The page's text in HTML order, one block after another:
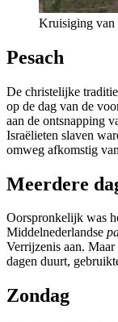
Kruisiging van
Pesach
De christelijke
op de dag van de
aan de ontsnapping
Israëlieten slaven
omweg afkomstig
Meerdere
Oorspronkelijk was
Middelnederlandse
Verrijzenis aan. Maar
dagen duurt,
Zondag